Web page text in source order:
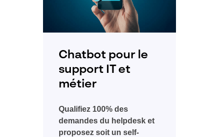
Chatbot pour le
support IT et
métier
Qualifiez 100% des
demandes du helpdesk et
proposez soit un self-